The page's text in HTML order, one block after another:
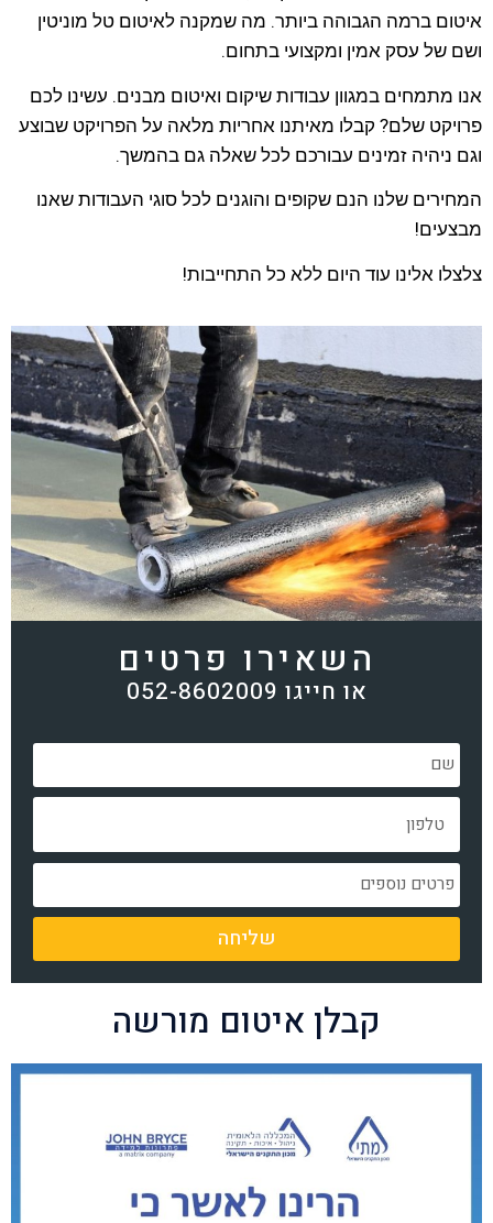
איטום ברמה הגבוהה ביותר. מה שמקנה לאיטום טל מוניטין
ושם של עסק אמין ומקצועי בתחום.
אנו מתמחים במגוון עבודות שיקום ואיטום מבנים. עשינו לכם
פרויקט שלם? קבלו מאיתנו אחריות מלאה על הפרויקט שבוצע
וגם ניהיה זמינים עבורכם לכל שאלה גם בהמשך.
המחירים שלנו הנם שקופים והוגנים לכל סוגי העבודות שאנו
מבצעים!
צלצלו אלינו עוד היום ללא כל התחייבות!
השאירו פרטים
או חייגו 052-8602009
שליחה
קבלן איטום מורשה